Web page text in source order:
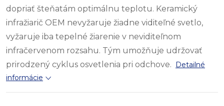
dopriať šteňatám optimálnu teplotu. Keramický
infražiarič OEM nevyžaruje žiadne viditeľné svetlo,
vyžaruje iba tepelné žiarenie v neviditeľnom
infračervenom rozsahu. Tým umožňuje udržovať
prirodzený cyklus osvetlenia pri odchove. Detailné
informácie